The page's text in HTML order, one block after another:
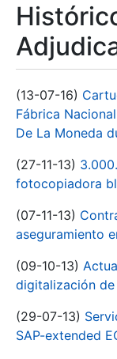
(13-07-16)
Fábrica
De La Moneda
(27-11-13)
fotocopiadora
(07-11-13)
aseguramiento
(09-10-13)
digitalización de
(29-07-13)
SAP-extended